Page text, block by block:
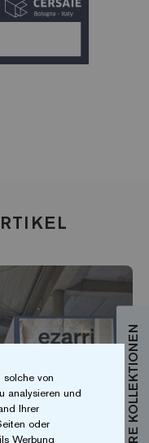
von
analysieren und
Ihrer
oder
Werbung